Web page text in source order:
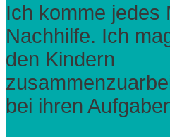
Ich komme jedes
Nachhilfe. Ich
den Kindern
bei ihren